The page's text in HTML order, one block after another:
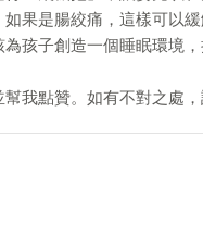
果是腸絞痛，這樣可以
孩子創造一個睡眠環境
我點贊。如有不對之處